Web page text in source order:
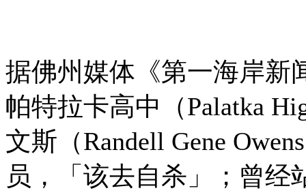
据佛州媒体《第一海岸新
帕特拉卡高中（Palatka
文斯（Randell Gene
员，「该去自杀」；曾经